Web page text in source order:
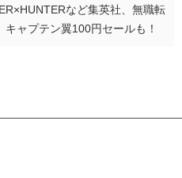
など集英社、無職転
ャプテン翼100円セールも！